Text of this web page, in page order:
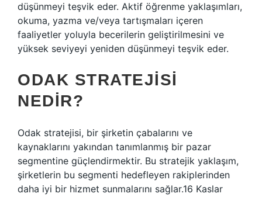
düşünmeyi teşvik eder. Aktif öğrenme yaklaşımları,
okuma, yazma ve/veya tartışmaları içeren
faaliyetler yoluyla becerilerin geliştirilmesini ve
yüksek seviyeyi yeniden düşünmeyi teşvik eder.
ODAK STRATEJISI
NEDIR?
Odak stratejisi, bir şirketin çabalarını ve
kaynaklarını yakından tanımlanmış bir pazar
segmentine güçlendirmektir. Bu stratejik yaklaşım,
şirketlerin bu segmenti hedefleyen rakiplerinden
daha iyi bir hizmet sunmalarını sağlar.16 Kaslar